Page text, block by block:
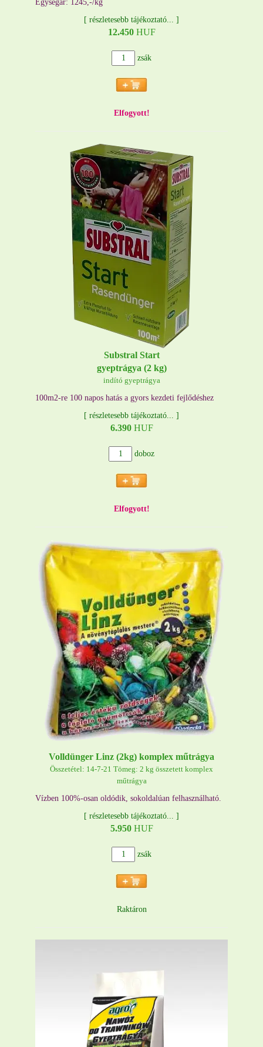
Egységár: 1245,-/kg
[ részletesebb tájékoztató... ]
12.450HUF
zsák
Elfogyott!
Substral Start
gyeptrágya (2 kg)
indító gyeptrágya
100m2-re 100 napos hatás a gyors kezdeti fejlődéshez
[ részletesebb tájékoztató... ]
6.390HUF
doboz
Elfogyott!
Volldünger Linz (2kg) komplex műtrágya
Összetétel: 14-7-21 Tömeg: 2 kg összetett komplex
műtrágya
Vízben 100%-osan oldódik, sokoldalúan felhasználható.
[ részletesebb tájékoztató... ]
5.950HUF
zsák
Raktáron